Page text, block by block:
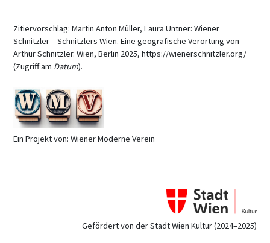
Zitiervorschlag: Martin Anton Müller, Laura Untner: Wiener
Schnitzler – Schnitzlers Wien. Eine geografische Verortung von
Arthur Schnitzler. Wien, Berlin 2025, https://wienerschnitzler.org/
(Zugriff am Datum).
Ein Projekt von: Wiener Moderne Verein
Gefördert von der Stadt Wien Kultur (2024–2025)